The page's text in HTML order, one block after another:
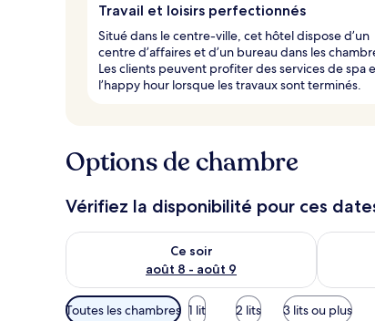
Travail et loisirs perfectionnés
Situé dans le centre-ville, cet hôtel dispose d’un
centre d’affaires et d’un bureau dans les
Les clients peuvent profiter des services de spa
l’happy hour lorsque les travaux sont terminés.
Options de chambre
Vérifiez la disponibilité pour ces
Ce soir
août 8 - août 9
Vérifier la disponibilité pour ce soir août 8 -
Vérifier
Filtres
Toutes les chambres 1 lit 2 lits 3 lits ou plus